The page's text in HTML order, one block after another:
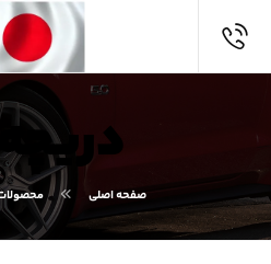
صفحه اصلی